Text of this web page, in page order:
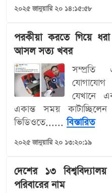
২০২৫ জানুয়ারি ২০ ১৪:১৫:৫৮
পরকীয়া করতে গিয়ে
আসল সত্য খবর
সম্প্রতি
যেখানে
একান্ত সময়
ভিডিওতে......বিস্তারিত
২০২৫ জানুয়ারি ২০ ১৩:২০:১৯
দেশের ১৩
পরিবারের নাম